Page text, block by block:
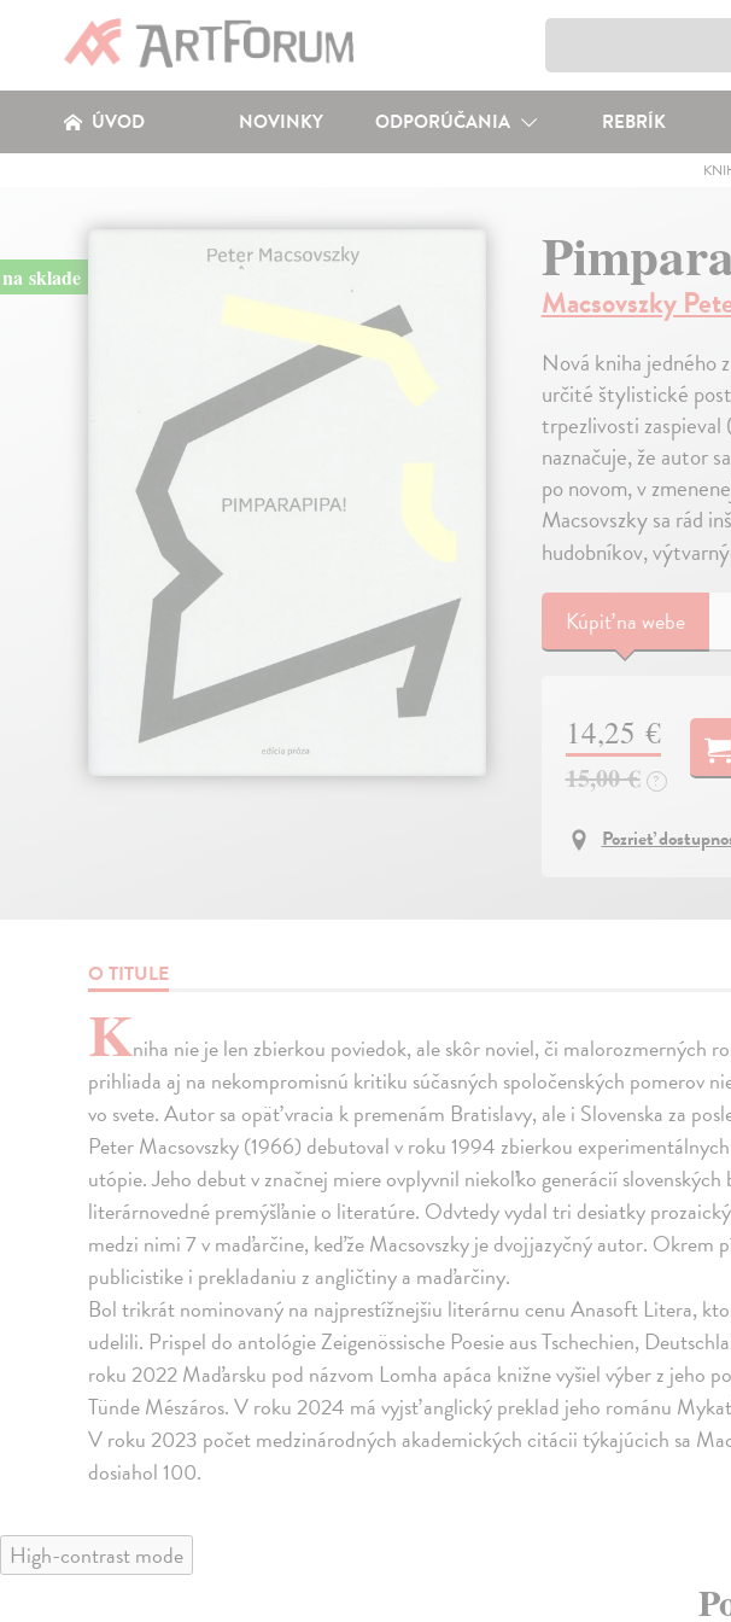
ÚVOD NOVINKY ODPORÚČANIA REBRÍK
na sklade
Macsovszky
Nová kniha jedného
určité štylistické
trpezlivosti
naznačuje, že autor
po novom, v
Macsovszky sa rád
hudobníkov,
Kúpiťna webe
14,25 €
15,00 € ?
Pozrieť
O TITULE
Kniha nie je len zbierkou poviedok, ale skôr noviel, či malorozmerných
prihliada aj na nekompromisnú kritiku súčasných spoločenských pomerov
vo svete. Autor sa opäť vracia k premenám Bratislavy, ale i Slovenska za
Peter Macsovszky (1966) debutoval v roku 1994 zbierkou
utópie. Jeho debut v značnej miere ovplyvnil niekoľko generácií slovenských
literárnovedné premýšľanie o literatúre. Odvtedy vydal tri desiatky
medzi nimi 7 v maďarčine, keďže Macsovszky je dvojjazyčný autor. Okrem
publicistike i prekladaniu z angličtiny a maďarčiny.
Bol trikrát nominovaný na najprestížnejšiu literárnu cenu Anasoft Litera,
udelili. Prispel do antológie Zeigenössische Poesie aus Tschechien,
roku 2022 Maďarsku pod názvom Lomha apáca knižne vyšiel výber z jeho
Tünde Mészáros. V roku 2024 má vyjsť anglický preklad jeho románu
V roku 2023 počet medzinárodných akademických citácii týkajúcich sa
dosiahol 100.
High-contrast mode